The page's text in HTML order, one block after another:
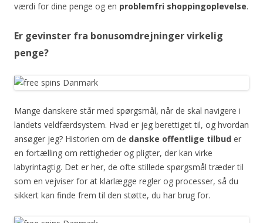
værdi for dine penge og en problemfri shoppingoplevelse.
Er gevinster fra bonusomdrejninger virkelig
penge?
Mange danskere står med spørgsmål, når de skal navigere i
landets veldfærdsystem. Hvad er jeg berettiget til, og hvordan
ansøger jeg? Historien om de danske offentlige tilbud er
en fortælling om rettigheder og pligter, der kan virke
labyrintagtig. Det er her, de ofte stillede spørgsmål træder til
som en vejviser for at klarlægge regler og processer, så du
sikkert kan finde frem til den støtte, du har brug for.